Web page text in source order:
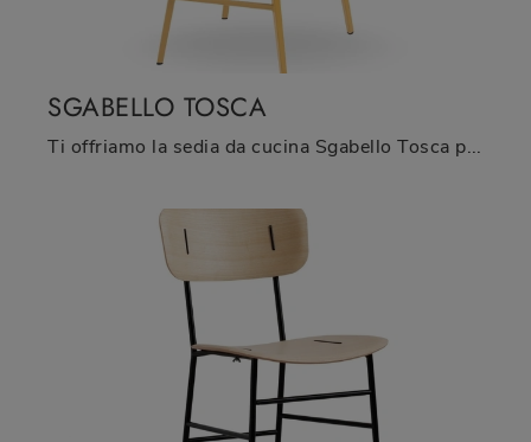
SGABELLO TOSCA
Ti offriamo la sedia da cucina Sgabello Tosca per ambientazioni moderne, tra le più originali Sedie sgabelli di Midj.